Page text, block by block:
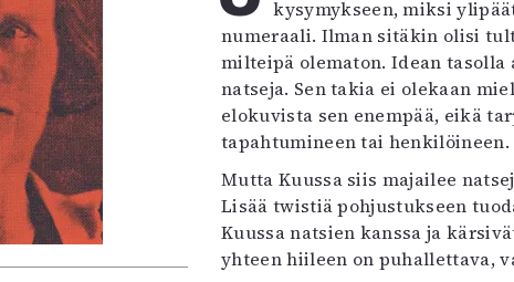
kysymykseen, miksi
numeraali. Ilman sitäkin olisi
milteipä olematon. Idean tasolla
natseja. Sen takia ei olekaan
elokuvista sen enempää, eikä
tapahtumineen tai henkilöineen.
Mutta Kuussa siis majailee
Lisää twistiä pohjustukseen
Kuussa natsien kanssa ja
yhteen hiileen on puhallettava,